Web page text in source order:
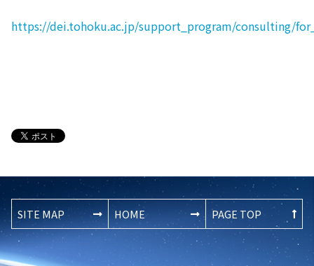
https://dei.tohoku.ac.jp/support_program/consulting/
SITE MAP HOME PAGE TOP